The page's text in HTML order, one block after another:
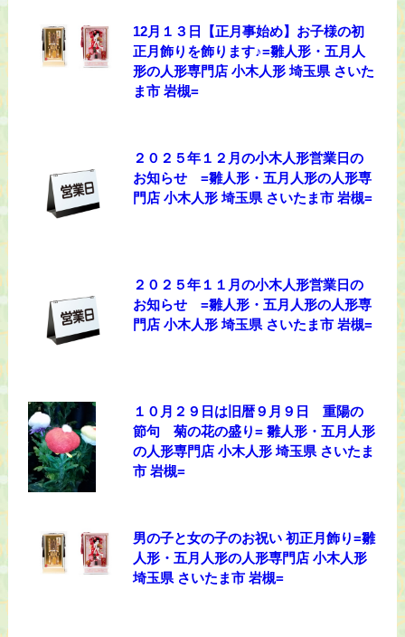
12月１３日【正月事始め】お子様の初
正月飾りを飾ります♪=雛人形・五月人
形の人形専門店 小木人形 埼玉県 さいた
ま市 岩槻=
２０２５年１２月の小木人形営業日の
お知らせ =雛人形・五月人形の人形専
門店 小木人形 埼玉県 さいたま市 岩槻=
２０２５年１１月の小木人形営業日の
お知らせ =雛人形・五月人形の人形専
門店 小木人形 埼玉県 さいたま市 岩槻=
１０月２９日は旧暦９月９日 重陽の
節句 菊の花の盛り= 雛人形・五月人形
の人形専門店 小木人形 埼玉県 さいたま
市 岩槻=
男の子と女の子のお祝い 初正月飾り=雛
人形・五月人形の人形専門店 小木人形
埼玉県 さいたま市 岩槻=